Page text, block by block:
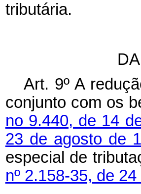
tributária.
Art. 9º A
conjunto com os
no 9.440, de 14
23 de agosto de
especial de
nº 2.158-35, de